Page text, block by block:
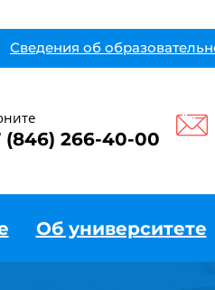
Сведения об
(846) 266-40-00
Об университете